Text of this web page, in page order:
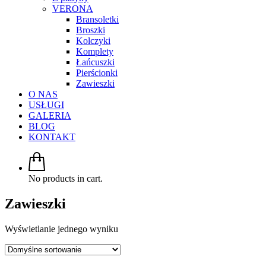
VERONA
Bransoletki
Broszki
Kolczyki
Komplety
Łańcuszki
Pierścionki
Zawieszki
O NAS
USŁUGI
GALERIA
BLOG
KONTAKT
No products in cart.
Zawieszki
Wyświetlanie jednego wyniku